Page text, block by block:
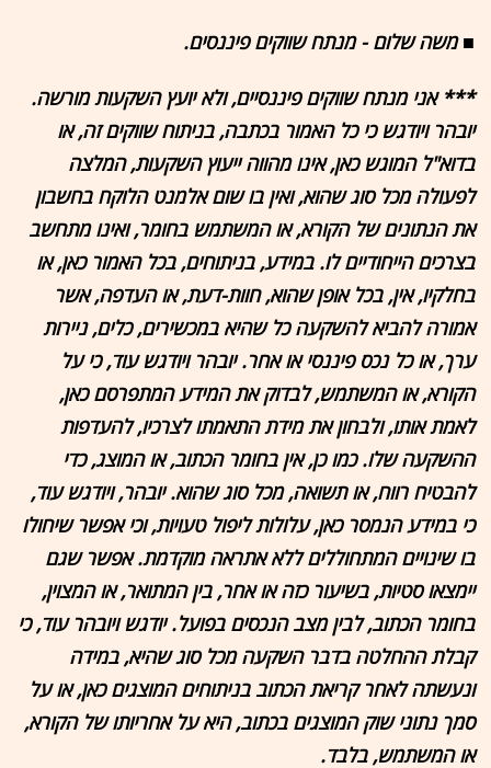
■ משה שלום - מנתח שווקים פיננסים.
*** אני מנתח שווקים פיננסיים, ולא יועץ השקעות מורשה.
יובהר ויודגש כי כל האמור בכתבה, בניתוח שווקים זה, או
בדוא"ל המוגש כאן, אינו מהווה ייעוץ השקעות, המלצה
לפעולה מכל סוג שהוא, ואין בו שום אלמנט הלוקח בחשבון
את הנתונים של הקורא, או המשתמש בחומר, ואינו מתחשב
בצרכים הייחודיים לו. במידע, בניתוחים, בכל האמור כאן, או
בחלקיו, אין, בכל אופן שהוא, חוות-דעת, או העדפה, אשר
אמורה להביא להשקעה כל שהיא במכשירים, כלים, ניירות
ערך, או כל נכס פיננסי או אחר. יובהר ויודגש עוד, כי על
הקורא, או המשתמש, לבדוק את המידע המתפרסם כאן,
לאמת אותו, ולבחון את מידת התאמתו לצרכיו, להעדפות
ההשקעה שלו. כמו כן, אין בחומר הכתוב, או המוצג, כדי
להבטיח רווח, או תשואה, מכל סוג שהוא. יובהר, ויודגש עוד,
כי במידע הנמסר כאן, עלולות ליפול טעויות, וכי אפשר שיחולו
בו שינויים המתחוללים ללא אתראה מוקדמת. אפשר שגם
יימצאו סטיות, בשיעור כזה או אחר, בין המתואר, או המצוין,
בחומר הכתוב, לבין מצב הנכסים בפועל. יודגש ויובהר עוד, כי
קבלת ההחלטה בדבר השקעה מכל סוג שהיא, במידה
ונעשתה לאחר קריאת הכתוב בניתוחים המוצגים כאן, או על
סמך נתוני שוק המוצגים בכתוב, היא על אחריותו של הקורא,
או המשתמש, בלבד.